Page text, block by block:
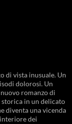
di vista inusuale. Un
dolorosi. Un
romanzo di
storica in un delicato
diventa una vicenda
dei